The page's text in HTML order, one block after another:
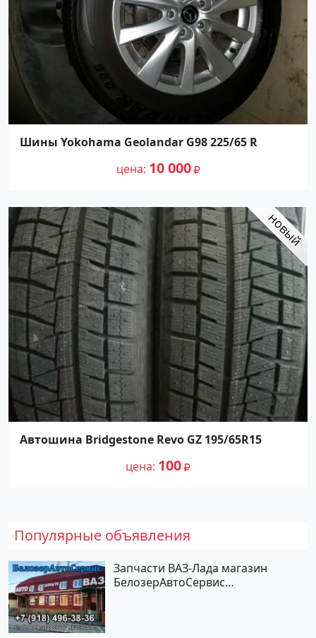
Шины Yokohama Geolandar G98 225/65 R
цена 10 000
Автошина Bridgestone Revo GZ 195/65R15
цена 100
Популярные объявления
Запчасти ВАЗ-Лада магазин
БелозерАвтоСервис